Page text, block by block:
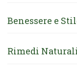
Benessere e
Rimedi